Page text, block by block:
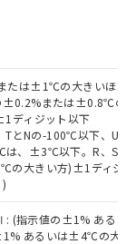
たは±1℃の大きいほう
±0.2%または±0.8℃の
ディジット以下
TとNの-100℃以下、U
は、±3℃以下。R、S
の大きい方)±1ディジ
(指示値の±1% ある
あるいは±4℃の大き
を完了
い限
りま